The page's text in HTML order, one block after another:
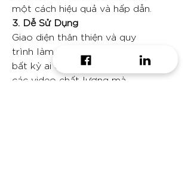
một cách hiệu quả và hấp dẫn.
3. Dễ Sử Dụng
Giao diện thân thiện và quy
trình làm việc đơn giản giúp
bất kỳ ai cũng có thể tạo ra
các video chất lượng mà